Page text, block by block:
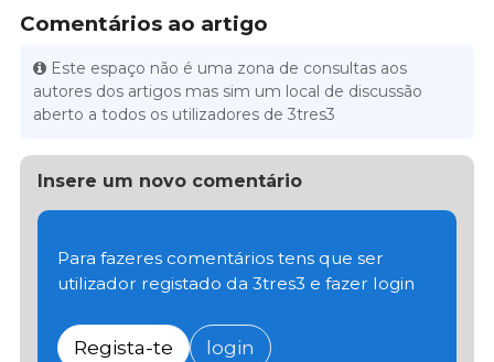
Comentários ao artigo
Este espaço não é uma zona de consultas aos
autores dos artigos mas sim um local de discussão
aberto a todos os utilizadores de 3tres3
Insere um novo comentário
Para fazeres comentários tens que ser
utilizador registado da 3tres3 e fazer login
Regista-te login